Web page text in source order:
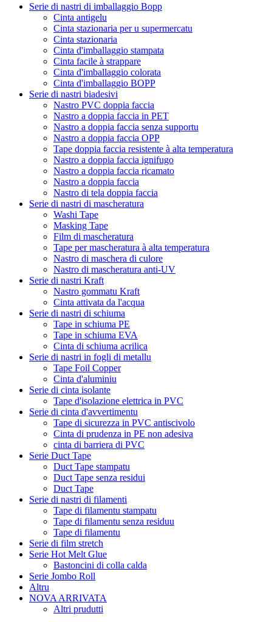
Serie di nastri di imballaggio Bopp
Cinta antigelu
Cinta stazionaria per u supermercatu
Cinta stazionaria
Cinta d'imballaggio stampata
Cinta facile à strappare
Cinta d'imballaggio colorata
Cinta d'imballaggio BOPP
Serie di nastri biadesivi
Nastro PVC doppia faccia
Nastro a doppia faccia in PET
Nastro a doppia faccia senza supportu
Nastro a doppia faccia OPP
Tape doppia faccia resistente à alta temperatura
Nastro a doppia faccia ignifugo
Nastro a doppia faccia ricamato
Nastro a doppia faccia
Nastro di tela doppia faccia
Serie di nastri di mascheratura
Washi Tape
Masking Tape
Film di mascheratura
Tape per mascheratura à alta temperatura
Nastro di maschera di culore
Nastro di mascheratura anti-UV
Serie di nastri Kraft
Nastro gommatu Kraft
Cinta attivata da l'acqua
Serie di nastri di schiuma
Tape in schiuma PE
Tape in schiuma EVA
Cinta di schiuma acrilica
Serie di nastri in fogli di metallu
Tape Foil Copper
Cinta d'aluminiu
Serie di cinta isolante
Tape d'isolazione elettrica in PVC
Serie di cinta d'avvertimentu
Tape di sicurezza in PVC antiscivolo
Cinta di prudenza in PE non adesiva
cinta di barriera di PVC
Serie Duct Tape
Duct Tape stampatu
Duct Tape senza residui
Duct Tape
Serie di nastri di filamenti
Tape di filamentu stampatu
Tape di filamentu senza residuu
Tape di filamentu
Serie di film stretch
Serie Hot Melt Glue
Bastoncini di colla calda
Serie Jombo Roll
Altru
NOVA ARRIVATA
Altri prudutti